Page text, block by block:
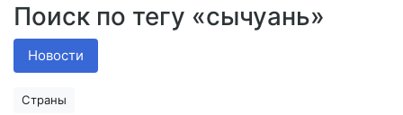
Поиск по тегу «сычуань»
Новости
Страны